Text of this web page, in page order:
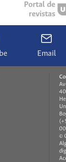
Portal de
revistas
Email
©